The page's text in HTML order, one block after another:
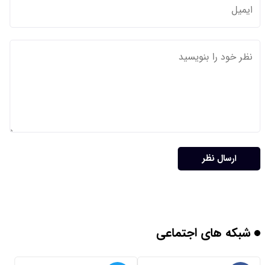
ارسال نظر
شبکه های اجتماعی